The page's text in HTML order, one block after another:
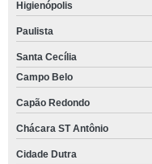
Higienópolis
Paulista
Santa Cecília
Campo Belo
Capão Redondo
Chácara ST Antônio
Cidade Dutra